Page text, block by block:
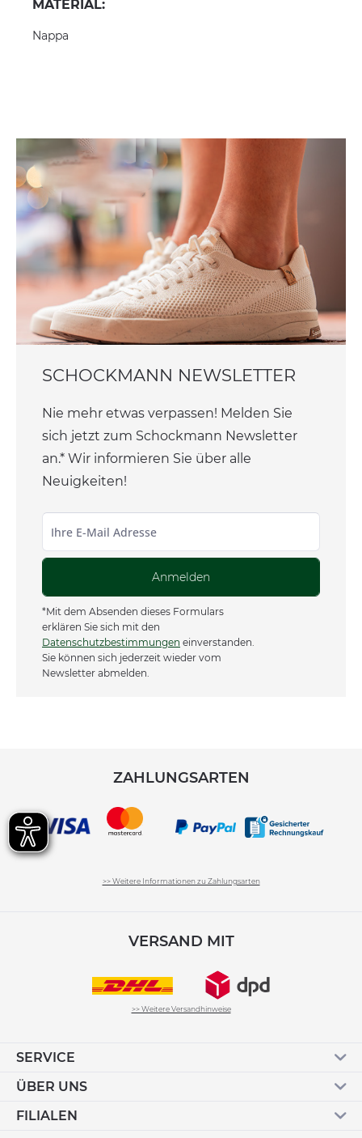
MATERIAL:
Nappa
SCHOCKMANN NEWSLETTER
Nie mehr etwas verpassen! Melden Sie
sich jetzt zum Schockmann Newsletter
an.* Wir informieren Sie über alle
Neuigkeiten!
Anmelden
*Mit dem Absenden dieses Formulars
erklären Sie sich mit den
Datenschutzbestimmungen einverstanden.
Sie können sich jederzeit wieder vom
Newsletter abmelden.
ZAHLUNGSARTEN
>> Weitere Informationen zu Zahlungsarten
VERSAND MIT
>> Weitere Versandhinweise
SERVICE
ÜBER UNS
FILIALEN